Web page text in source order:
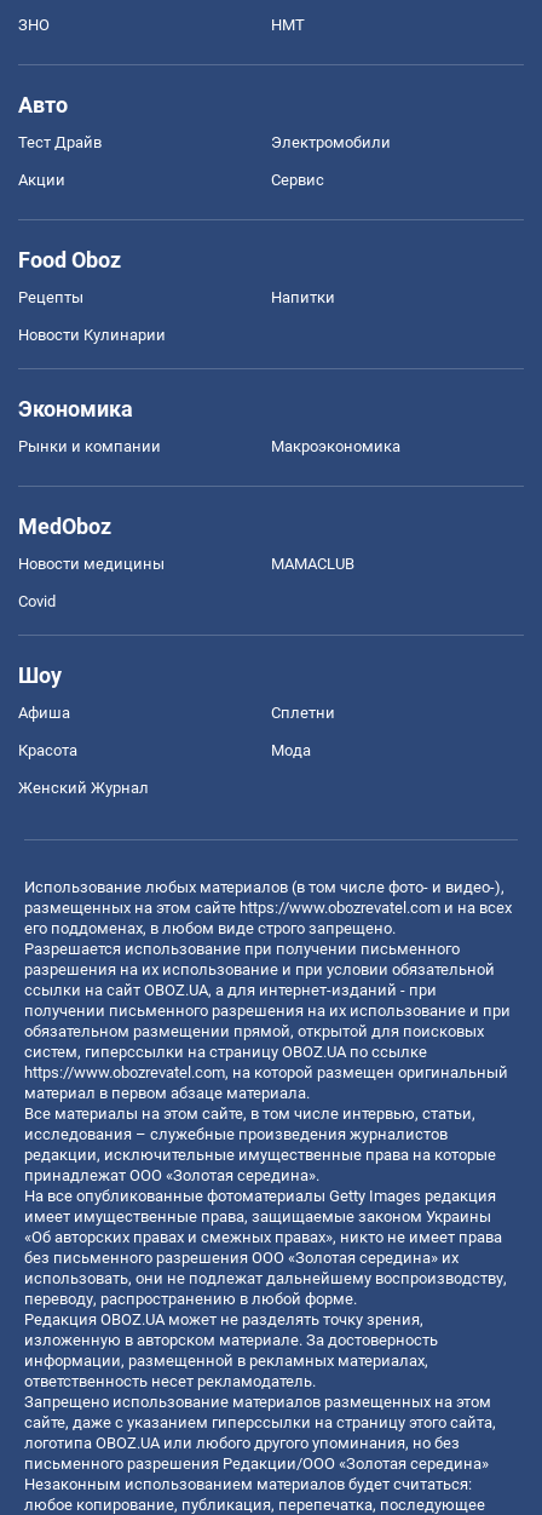
ЗНО НМТ
Авто
Тест Драйв Электромобили
Акции Сервис
Food Oboz
Рецепты Напитки
Новости Кулинарии
Экономика
Рынки и компании Mакроэкономика
MedOboz
Новости медицины MAMACLUB
Covid
Шоу
Афиша Сплетни
Красота Мода
Женский Журнал
Использование любых материалов (в том числе фото- и видео-),
размещенных на этом сайте https://www.obozrevatel.com и на всех
его поддоменах, в любом виде строго запрещено.
Разрешается использование при получении письменного
разрешения на их использование и при условии обязательной
ссылки на сайт OBOZ.UA, а для интернет-изданий - при
получении письменного разрешения на их использование и при
обязательном размещении прямой, открытой для поисковых
систем, гиперссылки на страницу OBOZ.UA по ссылке
https://www.obozrevatel.com, на которой размещен оригинальный
материал в первом абзаце материала.
Все материалы на этом сайте, в том числе интервью, статьи,
исследования – служебные произведения журналистов
редакции, исключительные имущественные права на которые
принадлежат ООО «Золотая середина».
На все опубликованные фотоматериалы Getty Images редакция
имеет имущественные права, защищаемые законом Украины
«Об авторских правах и смежных правах», никто не имеет права
без письменного разрешения ООО «Золотая середина» их
использовать, они не подлежат дальнейшему воспроизводству,
переводу, распространению в любой форме.
Редакция OBOZ.UA может не разделять точку зрения,
изложенную в авторском материале. За достоверность
информации, размещенной в рекламных материалах,
ответственность несет рекламодатель.
Запрещено использование материалов размещенных на этом
сайте, даже с указанием гиперссылки на страницу этого сайта,
логотипа OBOZ.UA или любого другого упоминания, но без
письменного разрешения Редакции/ООО «Золотая середина»
Незаконным использованием материалов будет считаться:
любое копирование, публикация, перепечатка, последующее